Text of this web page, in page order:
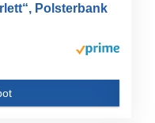
Polsterbank